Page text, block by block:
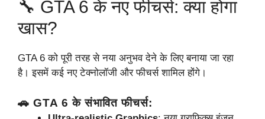
🔧 GTA 6 के नए फीचर्स: क्या होगा
खास?
GTA 6 को पूरी तरह से नया अनुभव देने के लिए बनाया जा रहा
है। इसमें कई नए टेक्नोलॉजी और फीचर्स शामिल होंगे।
🚗 GTA 6 के संभावित फीचर्स: